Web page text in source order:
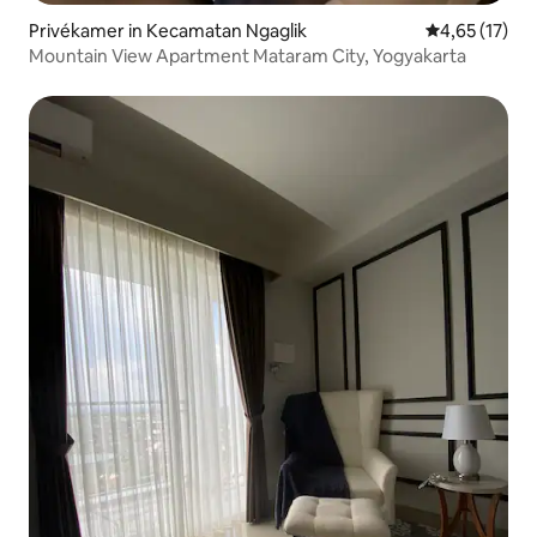
Privékamer in Kecamatan Ngaglik Gemiddelde
4,65 (17)
Mountain View Apartment Mataram City, Yogyakarta